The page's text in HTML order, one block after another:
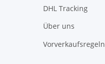
DHL Tracking
Über uns
Vorverkaufsregeln